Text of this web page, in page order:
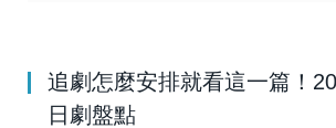
追劇怎麼安排就看這一篇！
日劇盤點